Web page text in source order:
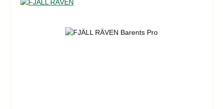
Bildergalerie überspringen